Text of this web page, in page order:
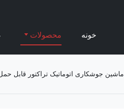
خونه محصولات
ماشین جوشکاری اتوماتیک تراکتور قابل